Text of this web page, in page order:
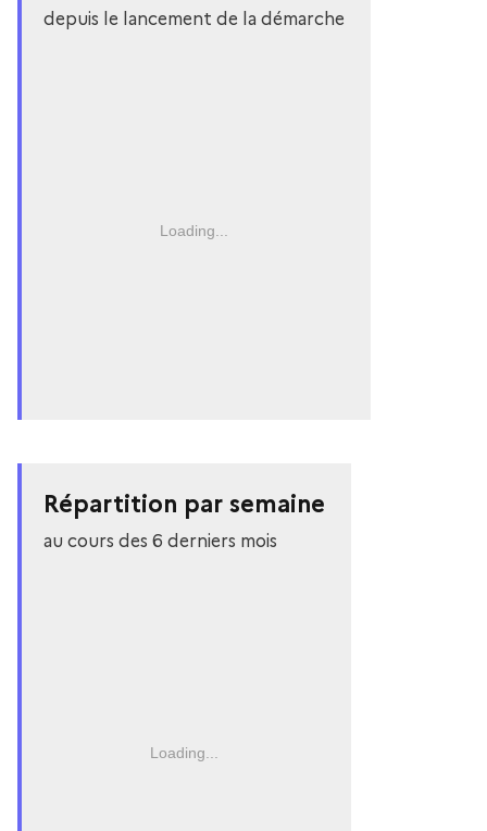
depuis le lancement de la démarche
Loading...
Répartition par semaine
au cours des 6 derniers mois
Loading...